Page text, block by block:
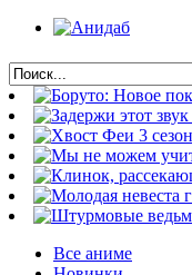
Все аниме